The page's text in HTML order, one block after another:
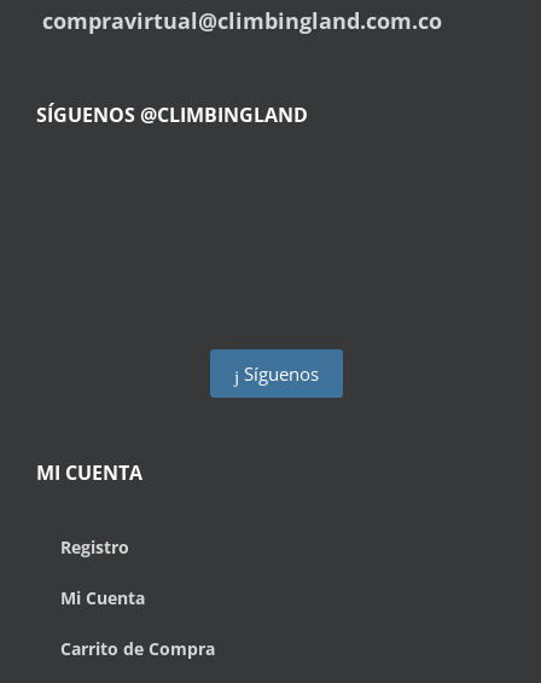
compravirtual@climbingland.com.co
SÍGUENOS @CLIMBINGLAND
Síguenos
MI CUENTA
Registro
Mi Cuenta
Carrito de Compra